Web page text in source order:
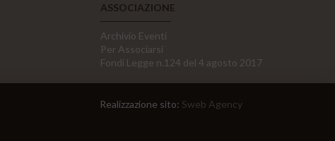
ASSOCIAZIONE
Archivio Eventi
Per Associarsi
Fondi Legge n.124 del 4 agosto 2017
Realizzazione sito: Sweb Agency